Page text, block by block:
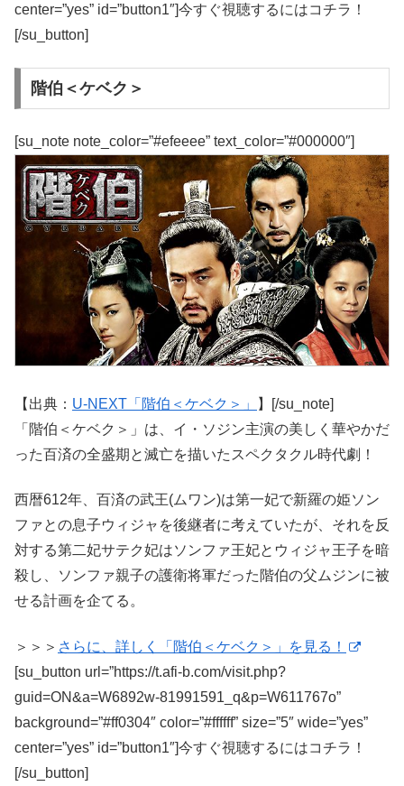
center=”yes” id=”button1″]今すぐ視聴するにはコチラ！
[/su_button]
階伯＜ケベク＞
[su_note note_color=”#efeeee” text_color=”#000000″]
【出典： U-NEXT「階伯＜ケベク＞」
】[/su_note]
「階伯＜ケベク＞」は、イ・ソジン主演の美しく華やかだ
った百済の全盛期と滅亡を描いたスペクタクル時代劇！
西暦612年、百済の武王(ムワン)は第一妃で新羅の姫ソン
ファとの息子ウィジャを後継者に考えていたが、それを反
対する第二妃サテク妃はソンファ王妃とウィジャ王子を暗
殺し、ソンファ親子の護衛将軍だった階伯の父ムジンに被
せる計画を企てる。
＞＞＞ さらに、詳しく「階伯＜ケベク＞」を見る！
[su_button url=”https://t.afi-b.com/visit.php?
guid=ON&a=W6892w-81991591_q&p=W611767o”
background=”#ff0304″ color=”#ffffff” size=”5″ wide=”yes”
center=”yes” id=”button1″]今すぐ視聴するにはコチラ！
[/su_button]